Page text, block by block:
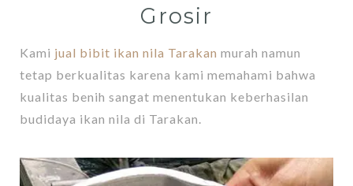
Grosir
Kami jual bibit ikan nila Tarakan murah namun
tetap berkualitas karena kami memahami bahwa
kualitas benih sangat menentukan keberhasilan
budidaya ikan nila di Tarakan.